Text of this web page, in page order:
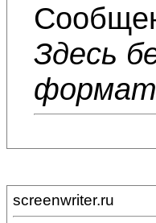
Здесь
screenwriter.ru